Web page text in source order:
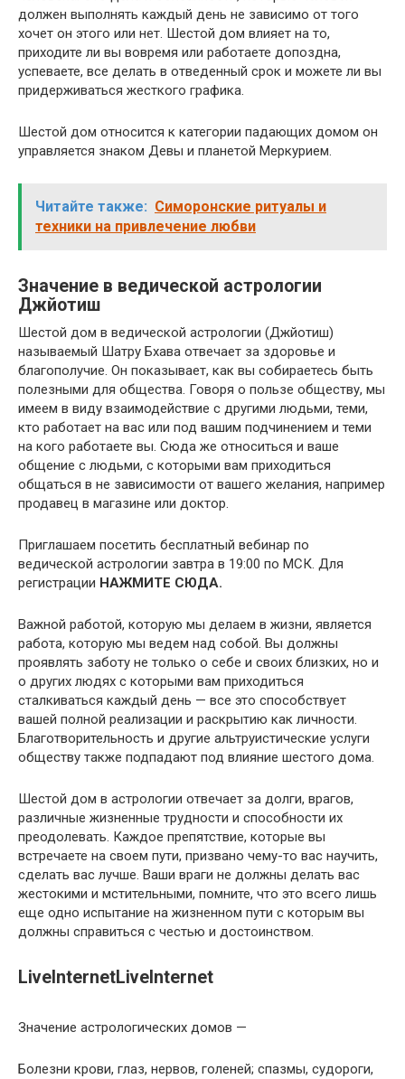
должен выполнять каждый день не зависимо от того
хочет он этого или нет. Шестой дом влияет на то,
приходите ли вы вовремя или работаете допоздна,
успеваете, все делать в отведенный срок и можете ли вы
придерживаться жесткого графика.
Шестой дом относится к категории падающих домом он
управляется знаком Девы и планетой Меркурием.
Читайте также: Симоронские ритуалы и
техники на привлечение любви
Значение в ведической астрологии
Джйотиш
Шестой дом в ведической астрологии (Джйотиш)
называемый Шатру Бхава отвечает за здоровье и
благополучие. Он показывает, как вы собираетесь быть
полезными для общества. Говоря о пользе обществу, мы
имеем в виду взаимодействие с другими людьми, теми,
кто работает на вас или под вашим подчинением и теми
на кого работаете вы. Сюда же относиться и ваше
общение с людьми, с которыми вам приходиться
общаться в не зависимости от вашего желания, например
продавец в магазине или доктор.
Приглашаем посетить бесплатный вебинар по
ведической астрологии завтра в 19:00 по МСК. Для
регистрации НАЖМИТЕ СЮДА.
Важной работой, которую мы делаем в жизни, является
работа, которую мы ведем над собой. Вы должны
проявлять заботу не только о себе и своих близких, но и
о других людях с которыми вам приходиться
сталкиваться каждый день — все это способствует
вашей полной реализации и раскрытию как личности.
Благотворительность и другие альтруистические услуги
обществу также подпадают под влияние шестого дома.
Шестой дом в астрологии отвечает за долги, врагов,
различные жизненные трудности и способности их
преодолевать. Каждое препятствие, которые вы
встречаете на своем пути, призвано чему-то вас научить,
сделать вас лучше. Ваши враги не должны делать вас
жестокими и мстительными, помните, что это всего лишь
еще одно испытание на жизненном пути с которым вы
должны справиться с честью и достоинством.
LiveInternetLiveInternet
Значение астрологических домов —
Болезни крови, глаз, нервов, голеней; спазмы, судороги,